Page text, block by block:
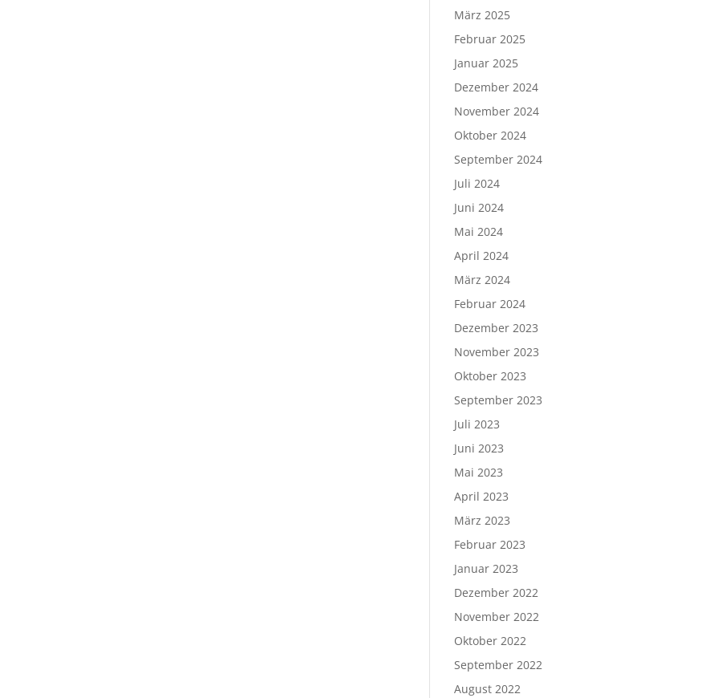
März 2025
Februar 2025
Januar 2025
Dezember 2024
November 2024
Oktober 2024
September 2024
Juli 2024
Juni 2024
Mai 2024
April 2024
März 2024
Februar 2024
Dezember 2023
November 2023
Oktober 2023
September 2023
Juli 2023
Juni 2023
Mai 2023
April 2023
März 2023
Februar 2023
Januar 2023
Dezember 2022
November 2022
Oktober 2022
September 2022
August 2022